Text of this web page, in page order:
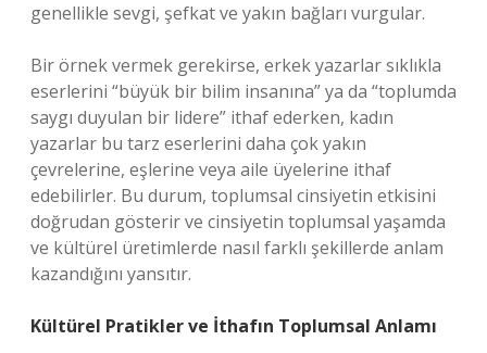
genellikle sevgi, şefkat ve yakın bağları vurgular.
Bir örnek vermek gerekirse, erkek yazarlar sıklıkla
eserlerini “büyük bir bilim insanına” ya da “toplumda
saygı duyulan bir lidere” ithaf ederken, kadın
yazarlar bu tarz eserlerini daha çok yakın
çevrelerine, eşlerine veya aile üyelerine ithaf
edebilirler. Bu durum, toplumsal cinsiyetin etkisini
doğrudan gösterir ve cinsiyetin toplumsal yaşamda
ve kültürel üretimlerde nasıl farklı şekillerde anlam
kazandığını yansıtır.
Kültürel Pratikler ve İthafın Toplumsal Anlamı